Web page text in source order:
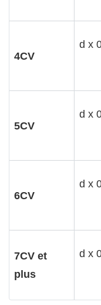
4CV
d x
5CV
d x
6CV
d x
7CV et
plus
d x